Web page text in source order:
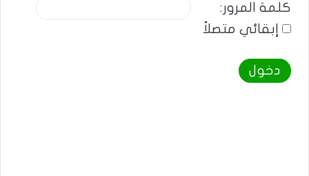
كلمة المرور:
إبقائي متصلاً
دخول